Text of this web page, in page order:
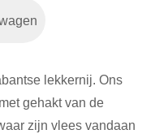
lekkernij. Ons
gehakt van de
zijn vlees vandaan